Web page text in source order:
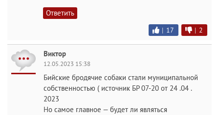
Ответить
| 17 | 2
Виктор
12.05.2023 15:38
Бийские бродячие собаки стали муниципальной
собственностью ( источник БР 07-20 от 24 .04 .
2023
Но самое главное — будет ли являться